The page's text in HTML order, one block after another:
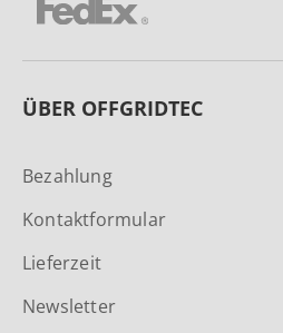
ÜBER OFFGRIDTEC
Bezahlung
Kontaktformular
Lieferzeit
Newsletter